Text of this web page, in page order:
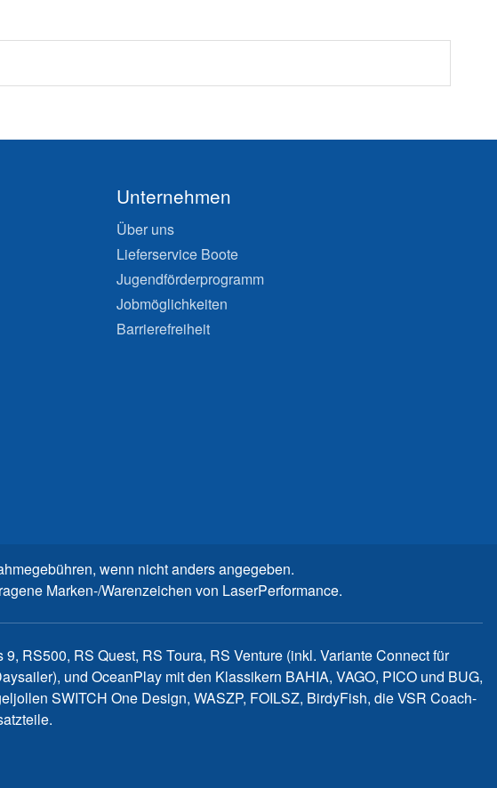
Unternehmen
Über uns
Lieferservice Boote
Jugendförderprogramm
Jobmöglichkeiten
Barrierefreiheit
wenn nicht anders angegeben.
Marken-/Warenzeichen von LaserPerformance.
RS500, RS Quest, RS Toura, RS Venture (inkl. Variante Connect für
und OceanPlay mit den Klassikern BAHIA, VAGO, PICO und BUG,
SWITCH One Design, WASZP, FOILSZ, BirdyFish, die VSR Coach-